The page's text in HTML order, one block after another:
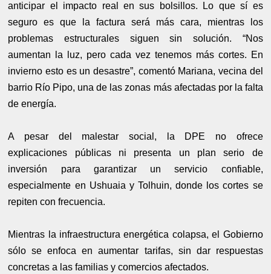
anticipar el impacto real en sus bolsillos. Lo que sí es
seguro es que la factura será más cara, mientras los
problemas estructurales siguen sin solución. “Nos
aumentan la luz, pero cada vez tenemos más cortes. En
invierno esto es un desastre”, comentó Mariana, vecina del
barrio Río Pipo, una de las zonas más afectadas por la falta
de energía.
A pesar del malestar social, la DPE no ofrece
explicaciones públicas ni presenta un plan serio de
inversión para garantizar un servicio confiable,
especialmente en Ushuaia y Tolhuin, donde los cortes se
repiten con frecuencia.
Mientras la infraestructura energética colapsa, el Gobierno
sólo se enfoca en aumentar tarifas, sin dar respuestas
concretas a las familias y comercios afectados.